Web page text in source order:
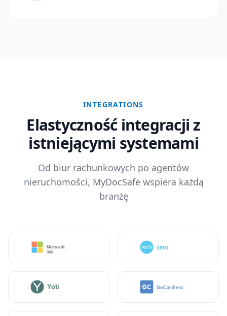
INTEGRATIONS
Elastyczność integracji z
istniejącymi systemami
Od biur rachunkowych po agentów
nieruchomości, MyDocSafe wspiera każdą
branżę